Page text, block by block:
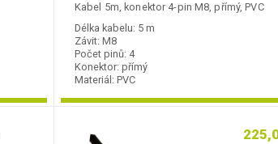
Kabel 5m, konektor 4-pin M8, přímý, PVC
Délka kabelu: 5 m
Závit: M8
Počet pinů: 4
Konektor: přímý
Materiál: PVC